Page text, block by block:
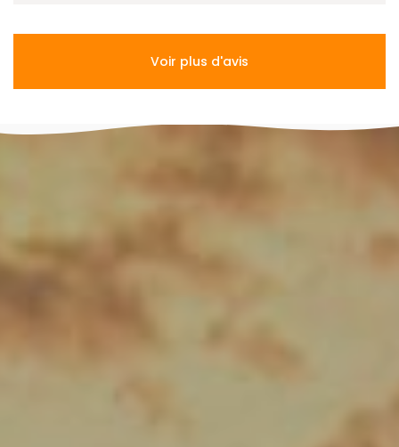
Voir plus d'avis